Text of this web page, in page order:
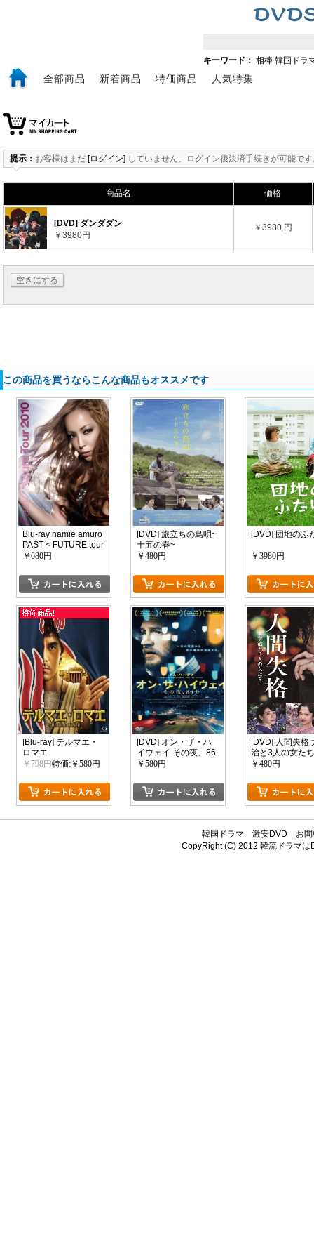
キーワード： 相棒 韓国ドラ
全部商品 新着商品 特価商品 人気特集
提示： お客様はまだ [ログイン] していません、ログイン後決済手続きが可能で
商品名 価格
[DVD] ダンダダン
￥3980円
￥3980 円
空きにする
この商品を買うならこんな商品もオススメです
Blu-ray namie amuro
PAST < FUTURE tour
2010
￥680円
[DVD] 旅立ちの島唄~
十五の春~
￥480円
[DVD] 団地のふ
￥3980円
[Blu-ray] テルマエ・
ロマエ
￥798円特価:￥580円
[DVD] オン・ザ・ハ
イウェイ その夜、86
分
￥580円
[DVD] 人間失格
治と3人の女た
￥480円
韓国ドラマ 激安DVD
お
CopyRight (C) 2012韓流ドラマは